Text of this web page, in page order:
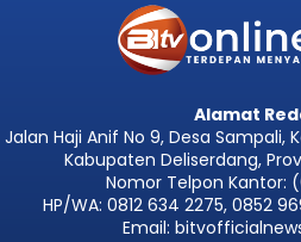
Alamat
Jalan Haji Anif No 9, Desa
Kabupaten Deliserdang,
Nomor Telpon Kantor:
HP/WA: 0812 634 2275, 0852
Email: